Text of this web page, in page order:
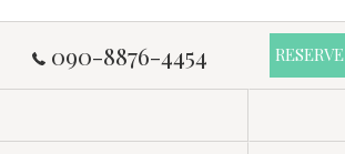
090-8876-4454 RESERVE